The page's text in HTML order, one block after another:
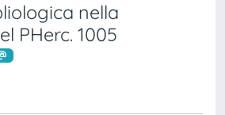
nella
PHerc. 1005